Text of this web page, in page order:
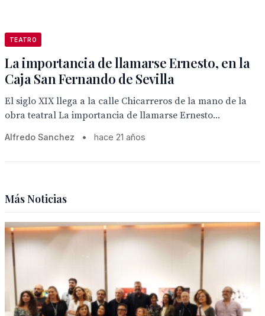
TEATRO
La importancia de llamarse Ernesto, en la
Caja San Fernando de Sevilla
El siglo XIX llega a la calle Chicarreros de la mano de la
obra teatral La importancia de llamarse Ernesto...
Alfredo Sanchez • hace 21 años
Más Noticias